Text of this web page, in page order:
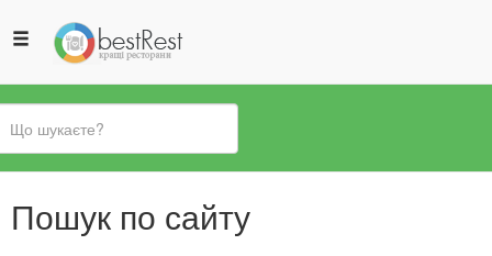
Ви
єПошук по сайту